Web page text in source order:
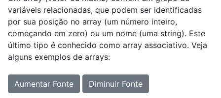
variáveis relacionadas, que podem ser identificadas
por sua posição no array (um número inteiro,
começando em zero) ou um nome (uma string). Este
último tipo é conhecido como array associativo. Veja
alguns exemplos de arrays:
Aumentar Fonte Diminuir Fonte